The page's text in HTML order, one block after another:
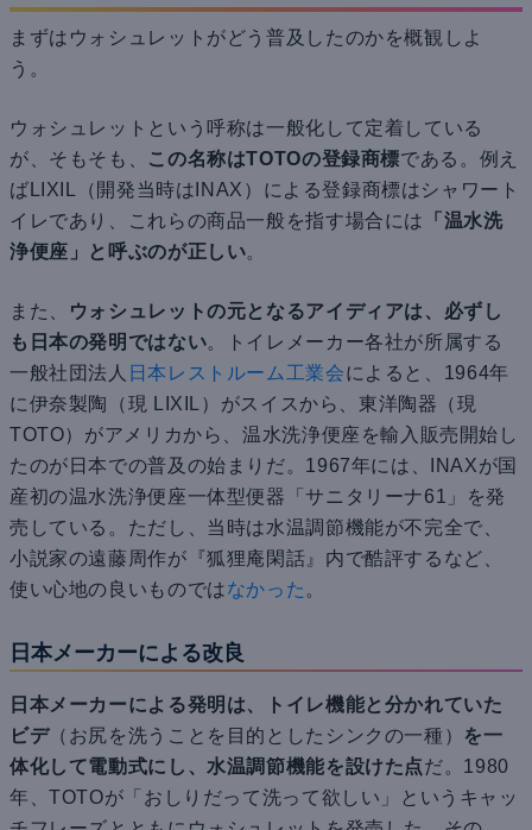
まずはウォシュレットがどう普及したのかを概観しよ
う。
ウォシュレットという呼称は一般化して定着している
が、そもそも、 この名称はTOTOの登録商標である。例え
ばLIXIL（開発当時はINAX）による登録商標はシャワート
イレであり、これらの商品一般を指す場合には
「温水洗
浄便座」と呼ぶのが正しい。
また、
ウォシュレットの元となるアイディアは、必ずし
も日本の発明ではない。トイレメーカー各社が所属する
一般社団法人 日本レストルーム工業会によると、1964年
に伊奈製陶（現 LIXIL）がスイスから、東洋陶器（現
TOTO）がアメリカから、温水洗浄便座を輸入販売開始し
たのが日本での普及の始まりだ。1967年には、INAXが国
産初の温水洗浄便座一体型便器「サニタリーナ61」を発
売している。ただし、当時は水温調節機能が不完全で、
小説家の遠藤周作が『狐狸庵閑話』内で酷評するなど、
使い心地の良いものではなかった 。
日本メーカーによる改良
日本メーカーによる発明は、トイレ機能と分かれていた
ビデ（お尻を洗うことを目的としたシンクの一種）
を一
体化して電動式にし、水温調節機能を設けた点だ。1980
年、TOTOが「おしりだって洗って欲しい」というキャッ